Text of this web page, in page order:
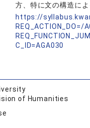
方、特に文の構造に
https://
REQ_ACTION_DO=/
C_ID=AGA030
of Humanities